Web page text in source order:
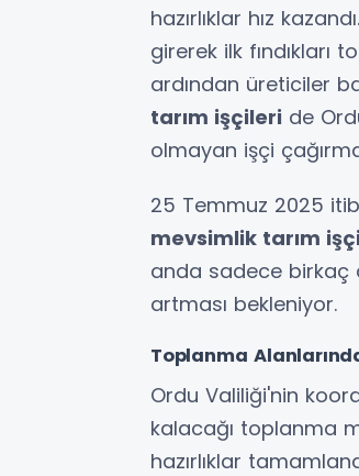
hazırlıklar hız
girerek ilk fındıkları
ardından üreticiler
tarım işçileri de
olmayan işçi
25 Temmuz 2025
mevsimlik tarım
anda sadece birkaç
artması bekleniyor.
Toplanma
Ordu Valiliği'nin
kalacağı toplanma
hazırlıklar